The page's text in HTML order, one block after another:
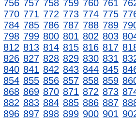
756 757 758 759 760 761
770 771 772 773 774 775
784 785 786 787 788 789
798 799 800 801 802 803
812 813 814 815 816 817
826 827 828 829 830 831
840 841 842 843 844 845
854 855 856 857 858 859
868 869 870 871 872 873
882 883 884 885 886 887
896 897 898 899 900 901